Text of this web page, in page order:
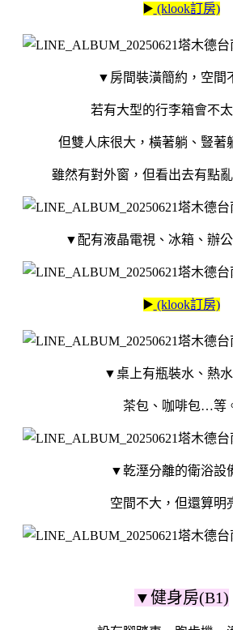
▶️ (klook訂房)
▼房間裝潢簡約，空間
若有大型的行李箱會不太
但雙人床很大，橫著躺、豎著
雖然有對外窗，但看出去有點
▼配有液晶電視、冰箱、辦公
▶️ (klook訂房)
▼桌上有瓶裝水、熱水
茶包、咖啡包…等
▼乾溼分離的衛浴設
空間不大，但還算明
▼健身房(B1)